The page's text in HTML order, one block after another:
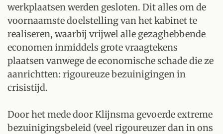
werkplaatsen werden gesloten. Dit alles om de
voornaamste doelstelling van het kabinet te
realiseren, waarbij vrijwel alle gezaghebbende
economen inmiddels grote vraagtekens
plaatsen vanwege de economische schade die ze
aanrichtten: rigoureuze bezuinigingen in
crisistijd.
Door het mede door Klijnsma gevoerde extreme
bezuinigingsbeleid (veel rigoureuzer dan in ons